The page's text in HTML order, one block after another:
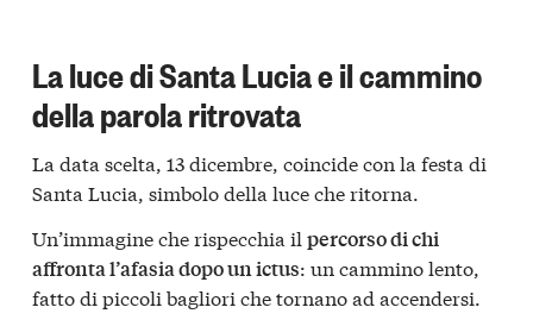
La luce di Santa Lucia e il cammino
della parola ritrovata
La data scelta, 13 dicembre, coincide con la festa di
Santa Lucia, simbolo della luce che ritorna.
Un’immagine che rispecchia il percorso di chi
affronta l’afasia dopo un ictus: un cammino lento,
fatto di piccoli bagliori che tornano ad accendersi.